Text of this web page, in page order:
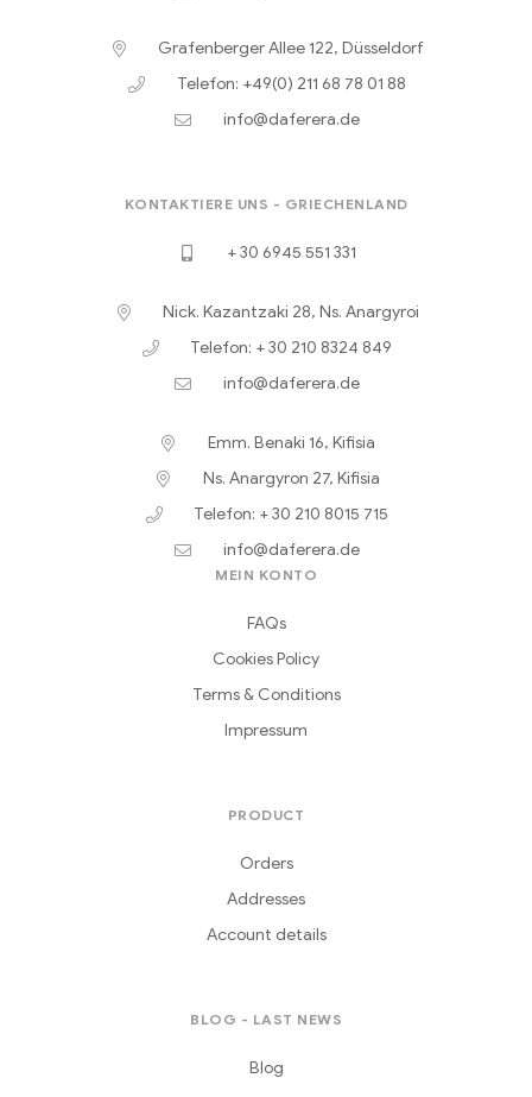
Grafenberger Allee 122, Düsseldorf
Telefon: +49(0) 211 68 78 01 88
info@daferera.de
KONTAKTIERE UNS - GRIECHENLAND
+ 30 6945 551 331
Nick. Kazantzaki 28, Ns. Anargyroi
Telefon: + 30 210 8324 849
info@daferera.de
Emm. Benaki 16, Kifisia
Ns. Anargyron 27, Kifisia
Telefon: + 30 210 8015 715
info@daferera.de
MEIN KONTO
FAQs
Cookies Policy
Terms & Conditions
Impressum
PRODUCT
Orders
Addresses
Account details
BLOG - LAST NEWS
Blog